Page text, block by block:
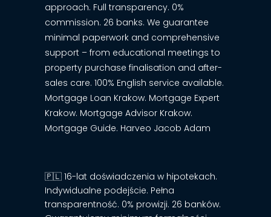
approach. Full transparency. 0%
commission. 26 banks. We guarantee
minimal paperwork and comprehensive
support – from educational meetings to
property purchase finalisation and after-
sales care. 100% English service available.
Mortgage Loan Krakow. Mortgage Expert
Krakow. Mortgage Advisor Krakow.
Mortgage Guide. Harveo Jacob Adam
🇵🇱 16-lat doświadczenia w hipotekach.
Indywidualne podejście. Pełna
transparentność. 0% prowizji. 26 banków.